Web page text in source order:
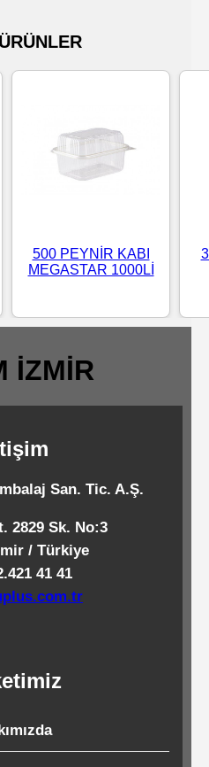
500 PEYNİR KABI
MEGASTAR 1000Lİ
İZMİR
San. Tic. A.Ş.
2829 Sk. No:3
/ Türkiye
41 41